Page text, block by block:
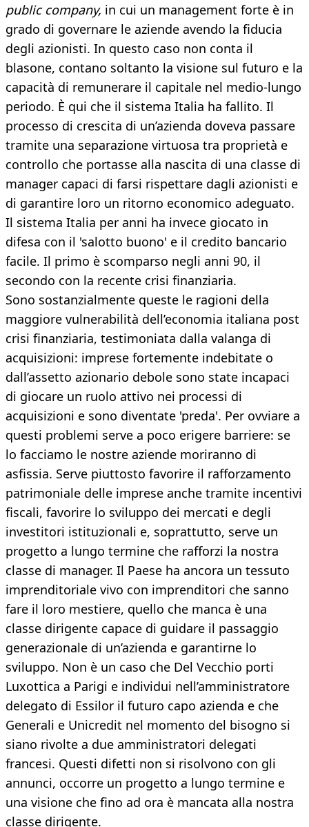
public company, in cui un management forte è in
grado di governare le aziende avendo la fiducia
degli azionisti. In questo caso non conta il
blasone, contano soltanto la visione sul futuro e la
capacità di remunerare il capitale nel medio-lungo
periodo. È qui che il sistema Italia ha fallito. Il
processo di crescita di un’azienda doveva passare
tramite una separazione virtuosa tra proprietà e
controllo che portasse alla nascita di una classe di
manager capaci di farsi rispettare dagli azionisti e
di garantire loro un ritorno economico adeguato.
Il sistema Italia per anni ha invece giocato in
difesa con il 'salotto buono' e il credito bancario
facile. Il primo è scomparso negli anni 90, il
secondo con la recente crisi finanziaria.
Sono sostanzialmente queste le ragioni della
maggiore vulnerabilità dell’economia italiana post
crisi finanziaria, testimoniata dalla valanga di
acquisizioni: imprese fortemente indebitate o
dall’assetto azionario debole sono state incapaci
di giocare un ruolo attivo nei processi di
acquisizioni e sono diventate 'preda'. Per ovviare a
questi problemi serve a poco erigere barriere: se
lo facciamo le nostre aziende moriranno di
asfissia. Serve piuttosto favorire il rafforzamento
patrimoniale delle imprese anche tramite incentivi
fiscali, favorire lo sviluppo dei mercati e degli
investitori istituzionali e, soprattutto, serve un
progetto a lungo termine che rafforzi la nostra
classe di manager. Il Paese ha ancora un tessuto
imprenditoriale vivo con imprenditori che sanno
fare il loro mestiere, quello che manca è una
classe dirigente capace di guidare il passaggio
generazionale di un’azienda e garantirne lo
sviluppo. Non è un caso che Del Vecchio porti
Luxottica a Parigi e individui nell’amministratore
delegato di Essilor il futuro capo azienda e che
Generali e Unicredit nel momento del bisogno si
siano rivolte a due amministratori delegati
francesi. Questi difetti non si risolvono con gli
annunci, occorre un progetto a lungo termine e
una visione che fino ad ora è mancata alla nostra
classe dirigente.